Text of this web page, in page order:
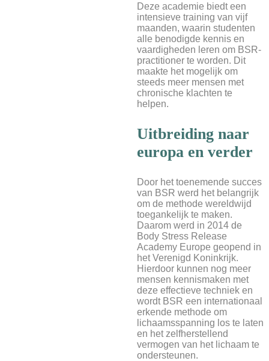
Deze academie biedt een
intensieve training van vijf
maanden, waarin studenten
alle benodigde kennis en
vaardigheden leren om BSR-
practitioner te worden. Dit
maakte het mogelijk om
steeds meer mensen met
chronische klachten te
helpen.
Uitbreiding naar
europa en verder
Door het toenemende succes
van BSR werd het belangrijk
om de methode wereldwijd
toegankelijk te maken.
Daarom werd in 2014 de
Body Stress Release
Academy Europe geopend in
het Verenigd Koninkrijk.
Hierdoor kunnen nog meer
mensen kennismaken met
deze effectieve techniek en
wordt BSR een internationaal
erkende methode om
lichaamsspanning los te laten
en het zelfherstellend
vermogen van het lichaam te
ondersteunen.